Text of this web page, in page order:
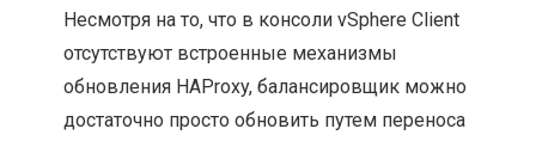
Несмотря на то, что в консоли vSphere Client
отсутствуют встроенные механизмы
обновления HAProxy, балансировщик можно
достаточно просто обновить путем переноса